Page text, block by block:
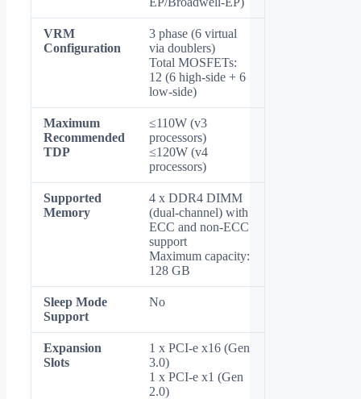
VRM
Configuration
3 phase (6 virtual
via doublers)
Total MOSFETs:
12 (6 high-side + 6
low-side)
Maximum
Recommended
TDP
≤110W (v3
processors)
≤120W (v4
processors)
Supported
Memory
4 x DDR4 DIMM
(dual-channel) with
ECC and non-ECC
support
Maximum capacity:
128 GB
Sleep Mode
Support
No
Expansion
Slots
1 x PCI-e x16 (Gen
3.0)
1 x PCI-e x1 (Gen
2.0)